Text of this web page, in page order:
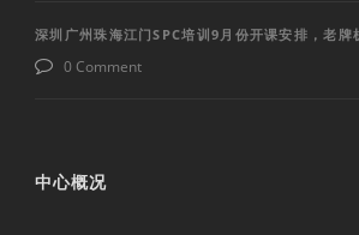
深圳广州珠海江门SPC培训9月份开课安排，老牌
0 Comment
中心概况